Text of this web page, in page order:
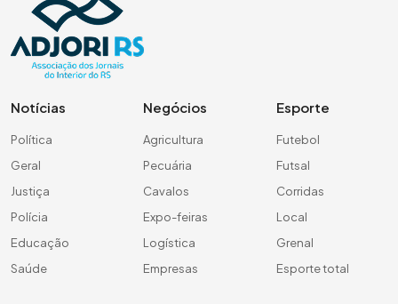
Notícias
Política
Geral
Justiça
Polícia
Educação
Saúde
Negócios
Agricultura
Pecuária
Cavalos
Expo-feiras
Logística
Empresas
Esporte
Futebol
Futsal
Corridas
Local
Grenal
Esporte total